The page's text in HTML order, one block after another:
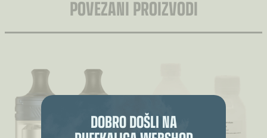
DOBRO DOŠLI NA
POVEZANI PROIZVODI